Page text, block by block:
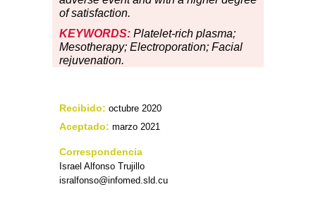
of satisfaction.
KEYWORDS: Platelet-rich plasma;
Mesotherapy; Electroporation; Facial
rejuvenation.
Recibido: octubre 2020
Aceptado: marzo 2021
Correspondencia
Israel Alfonso Trujillo
isralfonso@infomed.sld.cu